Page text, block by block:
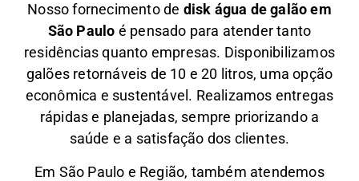
Nosso fornecimento de disk água de galão em
São Paulo é pensado para atender tanto
residências quanto empresas. Disponibilizamos
galões retornáveis de 10 e 20 litros, uma opção
econômica e sustentável. Realizamos entregas
rápidas e planejadas, sempre priorizando a
saúde e a satisfação dos clientes.
Em São Paulo e Região, também atendemos